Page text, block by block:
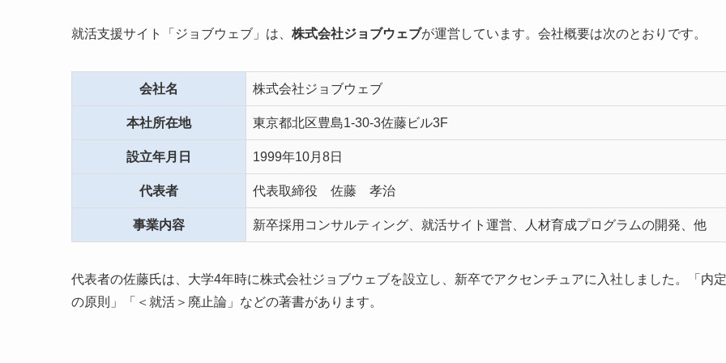
就活支援サイト「ジョブウェブ」は、 株式会社ジョブウェブが運営しています。会社概要は次のとおりです。
会社名 株式会社ジョブウェブ
本社所在地 東京都北区豊島1-30-3佐藤ビル3F
設立年月日 1999年10月8日
代表者 代表取締役 佐藤 孝治
事業内容 新卒採用コンサルティング、就活サイト運営、人材育成プログラムの開発、他
代表者の佐藤氏は、大学4年時に株式会社ジョブウェブを設立し、新卒でアクセンチュアに入社しました。「内定
の原則」「＜就活＞廃止論」などの著書があります。